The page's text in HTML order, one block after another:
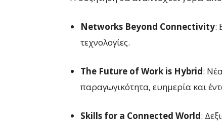
Networks Beyond Connectivity:
τεχνολογίες.
The Future of Work is Hybrid:
παραγωγικότητα, ευημερία και
Skills for a Connected World: